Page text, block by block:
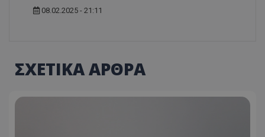
08.02.2025 - 21:11
ΣΧΕΤΙΚΑ ΑΡΘΡΑ
ASP.NET_SessionId